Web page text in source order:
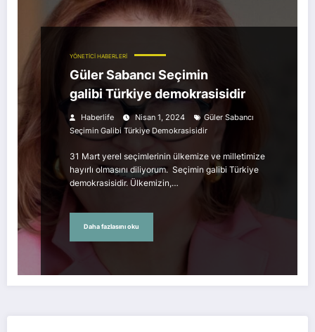
YÖNETİCİ HABERLERİ
Güler Sabancı Seçimin
galibi Türkiye demokrasisidir
Haberlife Nisan 1, 2024
Güler Sabancı
Seçimin Galibi Türkiye Demokrasisidir
31 Mart yerel seçimlerinin ülkemize ve milletimize
hayırlı olmasını diliyorum. Seçimin galibi Türkiye
demokrasisidir. Ülkemizin,…
Daha fazlasını oku